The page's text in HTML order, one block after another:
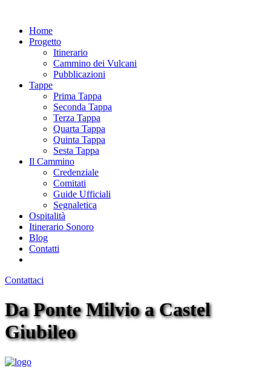
Home
Progetto
Itinerario
Cammino dei Vulcani
Pubblicazioni
Tappe
Prima Tappa
Seconda Tappa
Terza Tappa
Quarta Tappa
Quinta Tappa
Sesta Tappa
Il Cammino
Credenziale
Comitati
Guide Ufficiali
Segnaletica
Ospitalità
Itinerario Sonoro
Blog
Contatti
Contattaci
Da Ponte Milvio a Castel
Giubileo